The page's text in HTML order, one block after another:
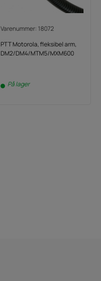
Varenummer: 18072
PTT Motorola, fleksibel arm,
DM2/DM4/MTM5/MXM600
På lager